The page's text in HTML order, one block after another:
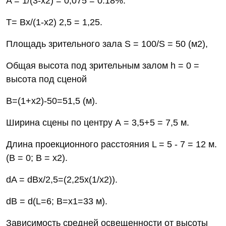
Т= Вх/(1-х2) 2,5 = 1,25.
Площадь зрительного зала S = 100/S = 50 (м2),
Общая высота под зрительным залом h = 0 =
высота под сценой
В=(1+х2)-50=51,5 (м).
Ширина сцены по центру А = 3,5+5 = 7,5 м.
Длина проекционного расстояния L = 5 - 7 = 12 м.
(В = 0; В = x2).
dA = dВх/2,5=(2,25x(1/x2)).
dB = d(L=6; В=x1=33 м).
Зависимость средней освещенности от высоты